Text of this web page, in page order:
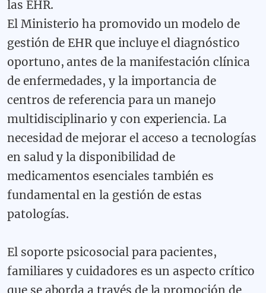
las EHR.
El Ministerio ha promovido un modelo de
gestión de EHR que incluye el diagnóstico
oportuno, antes de la manifestación clínica
de enfermedades, y la importancia de
centros de referencia para un manejo
multidisciplinario y con experiencia. La
necesidad de mejorar el acceso a tecnologías
en salud y la disponibilidad de
medicamentos esenciales también es
fundamental en la gestión de estas
patologías.
El soporte psicosocial para pacientes,
familiares y cuidadores es un aspecto crítico
que se aborda a través de la promoción de